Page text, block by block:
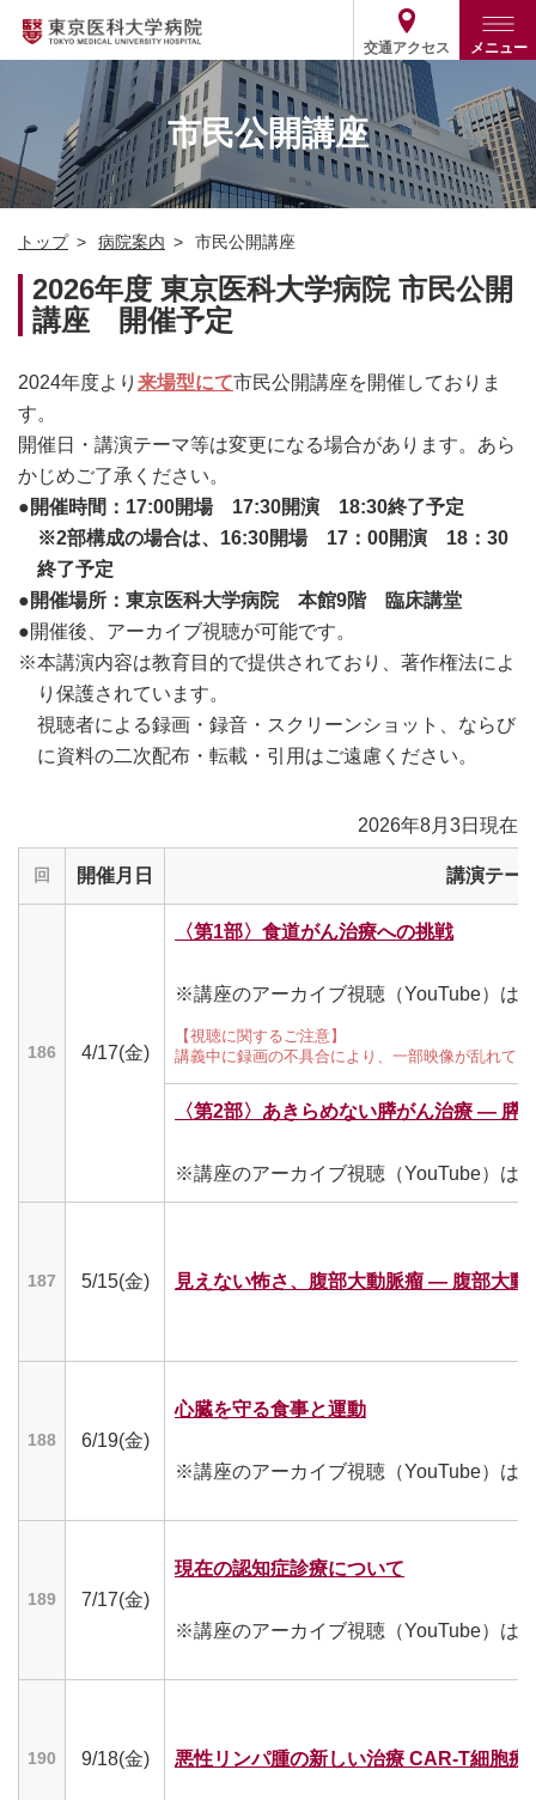
交通アクセス メニュー
トップ
外来・入院案内
外来
入院
患者支援・相談窓口
各種ご案内
診療部門案内
診療部門案内一覧
医師・歯科医師等情報検索
病院案内
基本情報
統計・データ・情報公開
役割・取り組み
外部評価
医療関係の方
医療連携
採用関連
その他
ENGLISH
03-3342-6111(代表)
市民公開講座
トップ 病院案内 市民公開講座
2026年度 東京医科大学病院 市民公開
講座 開催予定
2024年度より 来場型にて市民公開講座を開催しておりま
す。
開催日・講演テーマ等は変更になる場合があります。あら
かじめご了承ください。
●開催時間：17:00開場 17:30開演 18:30終了予定
※2部構成の場合は、16:30開場 17：00開演 18：30
終了予定
●開催場所：東京医科大学病院 本館9階 臨床講堂
●開催後、アーカイブ視聴が可能です。
※本講演内容は教育目的で提供されており、著作権法によ
り保護されています。
視聴者による録画・録音・スクリーンショット、ならび
に資料の二次配布・転載・引用はご遠慮ください。
2026年8月3日現在
回 開催月日 講演テー
186 4/17(金)
〈第1部〉食道がん治療への挑戦
※講座のアーカイブ視聴（YouTube）は
【視聴に関するご注意】
講義中に録画の不具合により、一部映像が乱れて
〈第2部〉あきらめない膵がん治療 ―
※講座のアーカイブ視聴（YouTube）は
187 5/15(金) 見えない怖さ、腹部大動脈瘤 ― 腹部大
188 6/19(金)
心臓を守る食事と運動
※講座のアーカイブ視聴（YouTube）は
189 7/17(金)
現在の認知症診療について
※講座のアーカイブ視聴（YouTube）は
190 9/18(金) 悪性リンパ腫の新しい治療 CAR-T細胞療